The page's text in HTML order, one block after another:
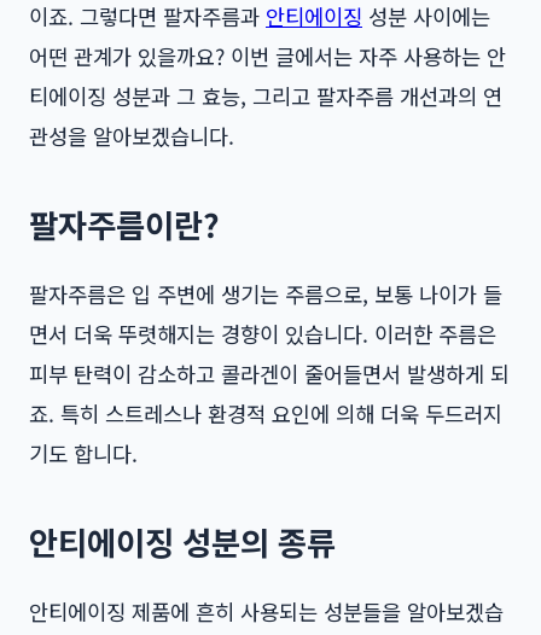
이죠. 그렇다면 팔자주름과 안티에이징 성분 사이에는
어떤 관계가 있을까요? 이번 글에서는 자주 사용하는 안
티에이징 성분과 그 효능, 그리고 팔자주름 개선과의 연
관성을 알아보겠습니다.
팔자주름이란?
팔자주름은 입 주변에 생기는 주름으로, 보통 나이가 들
면서 더욱 뚜렷해지는 경향이 있습니다. 이러한 주름은
피부 탄력이 감소하고 콜라겐이 줄어들면서 발생하게 되
죠. 특히 스트레스나 환경적 요인에 의해 더욱 두드러지
기도 합니다.
안티에이징 성분의 종류
안티에이징 제품에 흔히 사용되는 성분들을 알아보겠습